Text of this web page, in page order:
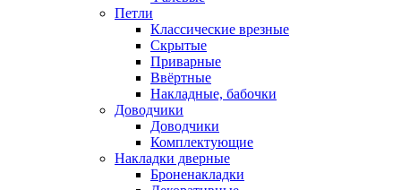
Петли
Классические врезные
Скрытые
Приварные
Ввёртные
Накладные, бабочки
Доводчики
Доводчики
Комплектующие
Накладки дверные
Броненакладки